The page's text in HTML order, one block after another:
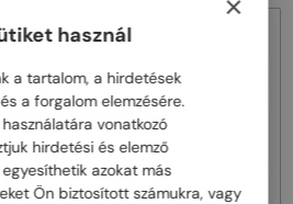
48/72
Lanvin— Napszemüvegek
használ
a tartalom, a hirdetések
a forgalom elemzésére.
vonatkozó
hirdetési és elemző
azokat más
Ön biztosított számukra, vagy